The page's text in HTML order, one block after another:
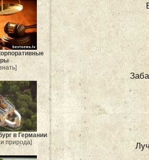
в Германии
природа]